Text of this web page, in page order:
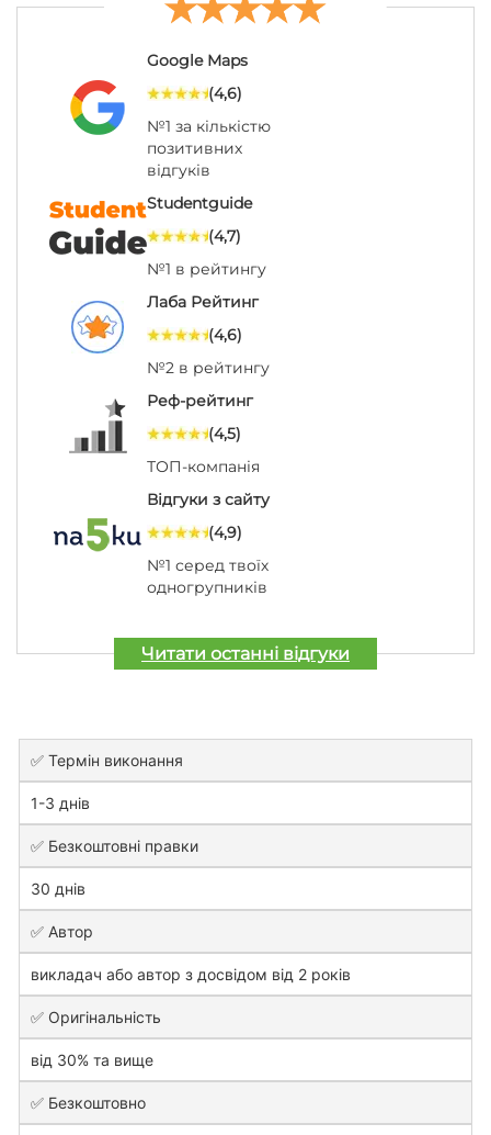
Google Maps
(4,6)
№1 за кількістю
позитивних
відгуків
Studentguide
(4,7)
№1 в рейтингу
Лаба Рейтинг
(4,6)
№2 в рейтингу
Реф-рейтинг
(4,5)
ТОП-компанія
Відгуки з сайту
(4,9)
№1 серед твоїх
одногрупників
Читати останні відгуки
✅ Термін виконання
1-3 днів
✅ Безкоштовні правки
30 днів
✅ Автор
викладач або автор з досвідом від 2 років
✅ Оригінальність
від 30% та вище
✅ Безкоштовно